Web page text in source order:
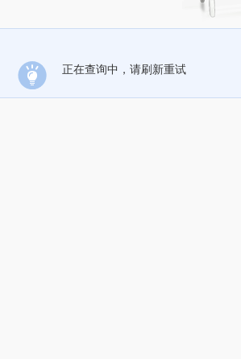
正在查询中，请刷新重试